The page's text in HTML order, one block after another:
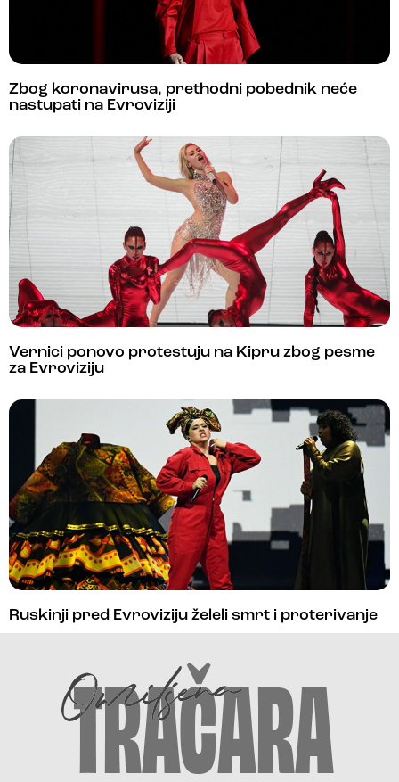
Zbog koronavirusa, prethodni pobednik neće
nastupati na Evroviziji
Vernici ponovo protestuju na Kipru zbog pesme
za Evroviziju
Ruskinji pred Evroviziju želeli smrt i proterivanje